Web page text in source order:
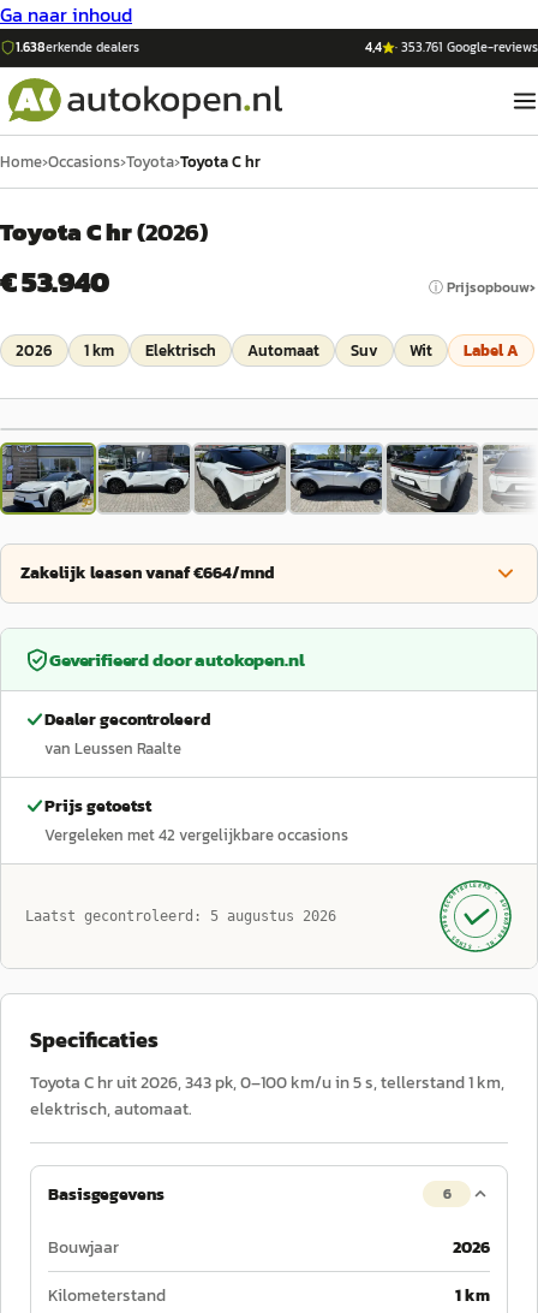
Ga naar inhoud
1.638erkende dealers 4,4 ·353.761 Google-reviews
Home›Occasions›Toyota›Toyota C hr
Toyota C hr(2026)
€ 53.940 ⓘ Prijsopbouw
2026 1 km Elektrisch Automaat Suv Wit LabelA
1/83
Zakelijk leasen vanaf €664/mnd
Geverifieerd doorautokopen.nl
Dealer gecontroleerd
van Leussen Raalte
Prijs getoetst
Vergeleken met42 vergelijkbare occasions
Laatst gecontroleerd: 5 augustus 2026 GECONTROLEERD ·
AUTOKOPEN.NL
· SINDS 1999 ·
Specificaties
Toyota C hr uit 2026, 343 pk, 0–100 km/u in 5 s, tellerstand 1 km,
elektrisch, automaat.
Basisgegevens 6
Bouwjaar
2026
Kilometerstand
1 km